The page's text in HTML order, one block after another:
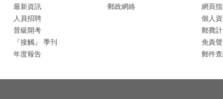
最新資訊
人員招聘
晉級開考
『接觸』 季刊
年度報告
郵政網絡
網頁
個人
郵費
免責
郵件